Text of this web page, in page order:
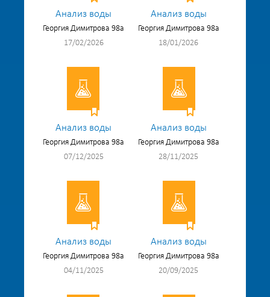
Анализ воды
Георгия Димитрова 98а
17/02/2026
Анализ воды
Георгия Димитрова 98а
18/01/2026
Анализ воды
Георгия Димитрова 98а
07/12/2025
Анализ воды
Георгия Димитрова 98а
28/11/2025
Анализ воды
Георгия Димитрова 98а
04/11/2025
Анализ воды
Георгия Димитрова 98а
20/09/2025